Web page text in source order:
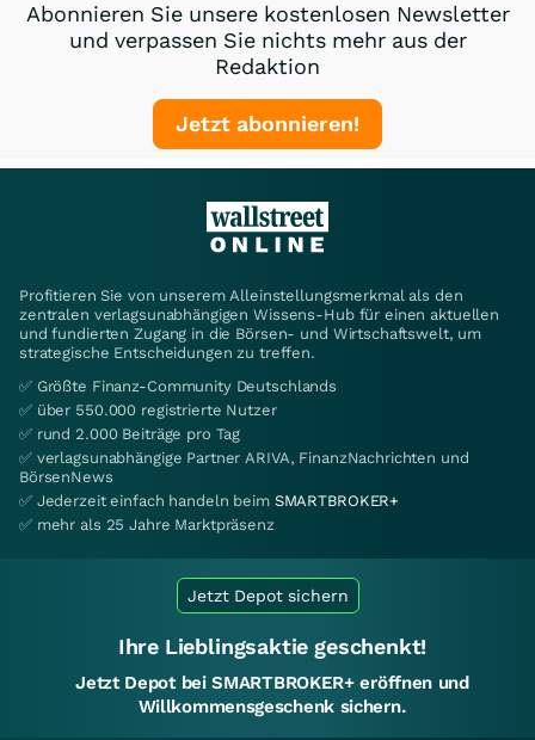
Abonnieren Sie unsere kostenlosen Newsletter
und verpassen Sie nichts mehr aus der
Redaktion
Jetzt abonnieren!
Profitieren Sie von unserem Alleinstellungsmerkmal als den
zentralen verlagsunabhängigen Wissens-Hub für einen aktuellen
und fundierten Zugang in die Börsen- und Wirtschaftswelt, um
strategische Entscheidungen zu treffen.
✅ Größte Finanz-Community Deutschlands
✅ über 550.000 registrierte Nutzer
✅ rund 2.000 Beiträge pro Tag
✅ verlagsunabhängige Partner ARIVA, FinanzNachrichten und
BörsenNews
✅ Jederzeit einfach handeln beim SMARTBROKER+
✅ mehr als 25 Jahre Marktpräsenz
Jetzt Depot sichern
Ihre Lieblingsaktie geschenkt!
Jetzt Depot bei SMARTBROKER+ eröffnen und
Willkommensgeschenk sichern.